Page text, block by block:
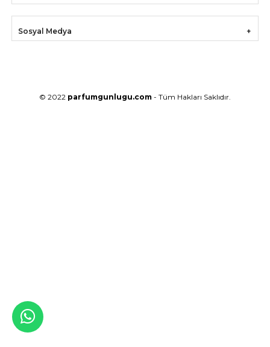
Sosyal Medya
© 2022 parfumgunlugu.com - Tüm Hakları Saklıdır.